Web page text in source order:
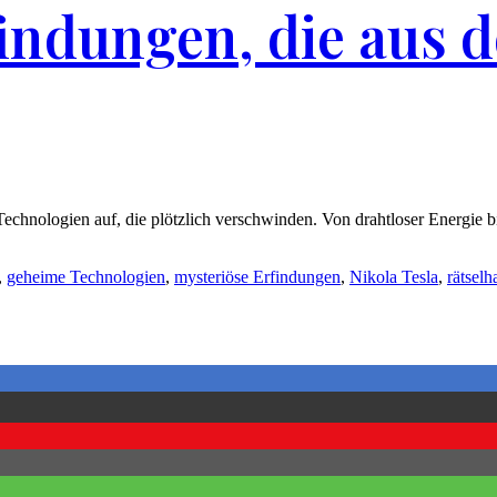
die aus
auf, die plötzlich verschwinden. Von drahtloser
, geheime Technologien, mysteriöse Erfindungen, Nikola Tesla,